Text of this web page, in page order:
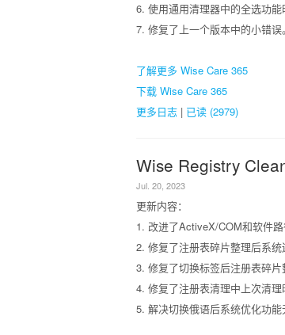
6. 使用通用清理器中的全选功能
7. 修复了上一个版本中的小错误。
了解更多 Wise Care 365
下载 Wise Care 365
更多日志 | 已读 (2979)
Wise Registry
Jul. 20, 2023
更新内容：
1. 改进了ActiveX/COM和软件路
2. 修复了注册表碎片整理后系统
3. 修复了切换标签后注册表碎片
4. 修复了注册表清理中上次清理
5. 解决切换俄语后系统优化功能